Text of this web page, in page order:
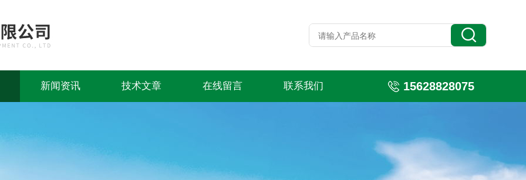
新闻资讯 技术文章 在线留言 联系我们 15628828075